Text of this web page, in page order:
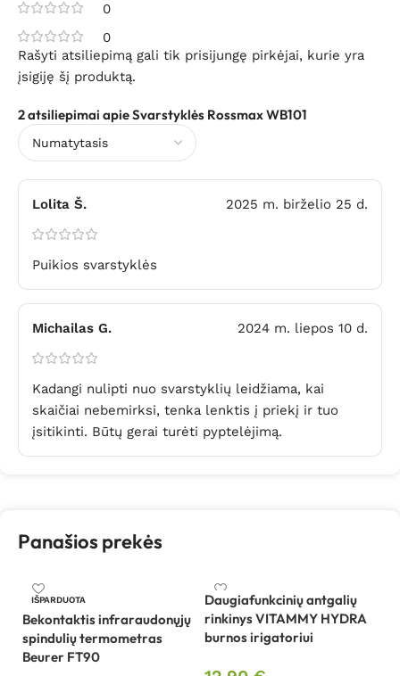
0
0
2 atsiliepimai apieSvarstyklės Rossmax WB101
Lolita Š. 2025 m. birželio 25 d.
Puikios svarstyklės
Michailas G. 2024 m. liepos 10 d.
Kadangi nulipti nuo svarstyklių leidžiama, kai
skaičiai nebemirksi, tenka lenktis į priekį ir tuo
įsitikinti. Būtų gerai turėti pyptelėjimą.
Rašyti atsiliepimą gali tik prisijungę pirkėjai, kurie yra
įsigiję šį produktą.
Panašios prekės
IŠPARDUOTA
Bekontaktis infraraudonųjų
spindulių termometras
Beurer FT90
Daugiafunkcinių antgalių
rinkinys VITAMMY HYDRA
burnos irigatoriui